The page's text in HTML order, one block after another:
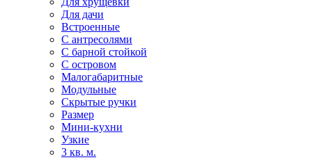
Для дачи
Встроенные
С антресолями
С барной стойкой
С островом
Малогабаритные
Модульные
Скрытые ручки
Размер
Мини-кухни
Узкие
3 кв. м.